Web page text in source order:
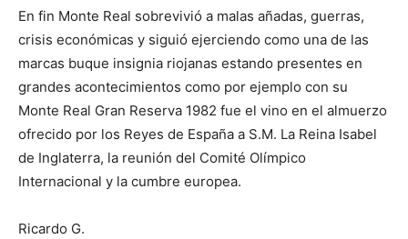
En fin Monte Real sobrevivió a malas añadas, guerras,
crisis económicas y siguió ejerciendo como una de las
marcas buque insignia riojanas estando presentes en
grandes acontecimientos como por ejemplo con su
Monte Real Gran Reserva 1982 fue el vino en el almuerzo
ofrecido por los Reyes de España a S.M. La Reina Isabel
de Inglaterra, la reunión del Comité Olímpico
Internacional y la cumbre europea.
Ricardo G.